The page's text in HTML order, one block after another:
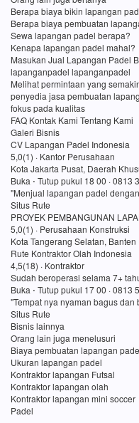
Berapa biaya bikin lapangan
Berapa biaya pembuatan
Sewa lapangan padel berapa?
Kenapa lapangan padel mahal?
Masukan Jual Lapangan Padel
lapanganpadel lapanganpadel
Melihat permintaan yang
penyedia jasa pembuatan
fokus pada kualitas
FAQ Kontak Kami Tentang Kami
Galeri Bisnis
CV Lapangan Padel Indonesia
5,0(1) · Kantor Perusahaan
Kota Jakarta Pusat, Daerah
Buka ⋅ Tutup pukul 18 00 · 0813
"Menjual lapangan padel
Situs Rute
PROYEK PEMBANGUNAN
5,0(1) · Perusahaan Konstruksi
Kota Tangerang Selatan, Banten
Rute Kontraktor Olah Indonesia
4,5(18) · Kontraktor
Sudah beroperasi selama 7+
Buka ⋅ Tutup pukul 17 00 · 0813
"Tempat nya nyaman bagus dan
Situs Rute
Bisnis lainnya
Orang lain juga menelusuri
Biaya pembuatan lapangan
Ukuran lapangan padel
Kontraktor lapangan Futsal
Kontraktor lapangan olah
Kontraktor lapangan mini soccer
Padel